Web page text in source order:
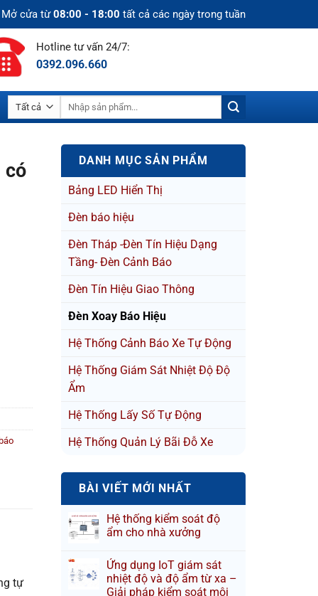
Mở cửa từ08:00 - 18:00 tất cả các ngày trong tuần
Hotline tư vấn 24/7:
0392.096.660
DANH MỤC SẢN PHẨM
Bảng LED Hiển Thị
Đèn báo hiệu
Đèn Tháp -Đèn Tín Hiệu Dạng
Tầng- Đèn Cảnh Báo
Đèn Tín Hiệu Giao Thông
Đèn Xoay Báo Hiệu
Hệ Thống Cảnh Báo Xe Tự Động
Hệ Thống Giám Sát Nhiệt Độ Độ
Ẩm
Hệ Thống Lấy Số Tự Động
Hệ Thống Quản Lý Bãi Đỗ Xe
BÀI VIẾT MỚI NHẤT
Hệ thống kiểm soát độ
ẩm cho nhà xưởng
Ứng dụng IoT giám sát
nhiệt độ và độ ẩm từ xa –
Giải pháp kiểm soát môi
có
tự